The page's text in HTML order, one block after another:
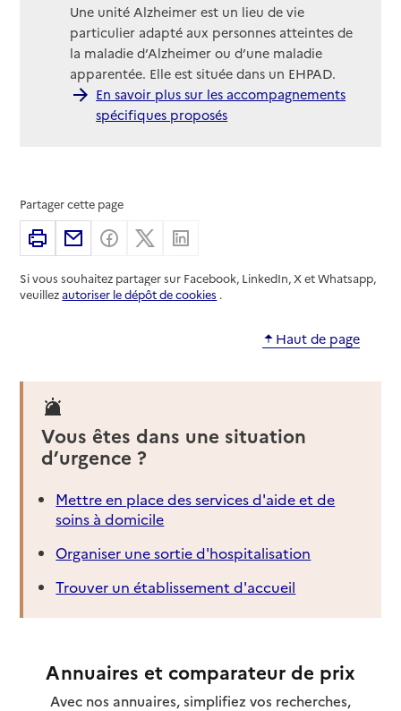
Une unité Alzheimer est un lieu de vie
particulier adapté aux personnes atteintes de
la maladie d’Alzheimer ou d’une maladie
apparentée. Elle est située dans un EHPAD.
En savoir plus sur les accompagnements
spécifiques proposés
Partager cette page
ImprimerPartager par email
Partager sur Facebook
Partager sur X
Si vous souhaitez partager sur Facebook, LinkedIn, X et Whatsapp,
veuillezautoriser le dépôt de cookies .
Haut de page
Vous êtes dans une situation
d’urgence ?
Mettre en place des services d'aide et de
soins à domicile
Organiser une sortie d'hospitalisation
Trouver un établissement d'accueil
Annuaires et comparateur de prix
Avec nos annuaires, simplifiez vos recherches,